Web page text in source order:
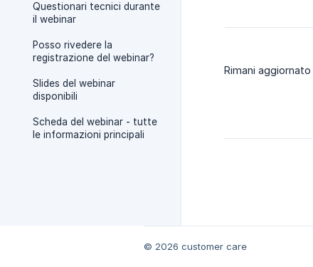
Questionari tecnici durante
il webinar
Posso rivedere la
registrazione del webinar?
Slides del webinar
disponibili
Scheda del webinar - tutte
le informazioni principali
Rimani aggiornato
© 2026 customer care